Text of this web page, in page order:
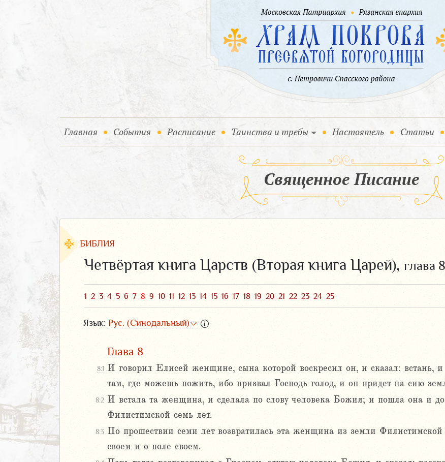
Главная (current)
События (current)
Расписание Таинства и требы Настоятель Статьи
Священное Писание
БИБЛИЯ
Четвёртая книга Царств (Вторая книга Царей), глава 8
1 2 3 4 5 6 7 8 9 10 11 12 13 14 15 16 17 18 19 20 21 22 23 24 25
Язык: Рус. (Синодальный)
Глава 8
8:1 И говорил Елисей женщине, сына которой воскресил он, и сказал: встань,
там, где можешь пожить, ибо призвал Господь голод, и он придет на сию
8:2 И встала та женщина, и сделала по слову человека Божия; и пошла она и
Филистимской семь лет.
8:3 По прошествии семи лет возвратилась эта женщина из земли
своем и о поле своем.